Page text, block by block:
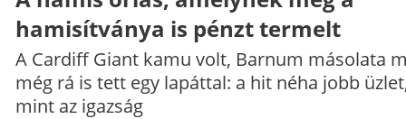
hamisítványa is pénzt termelt
A Cardiff Giant kamu volt, Barnum másolata
még rá is tett egy lapáttal: a hit néha jobb
mint az igazság